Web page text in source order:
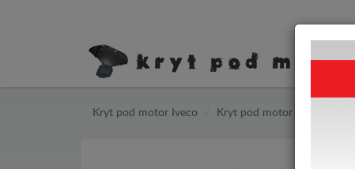
Kryt pod motor Iveco Kryt pod motor Iveco Daily